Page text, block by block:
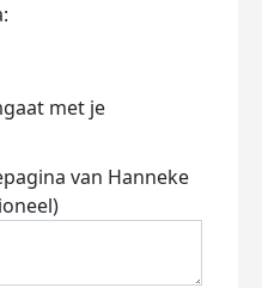
met je
van Hanneke